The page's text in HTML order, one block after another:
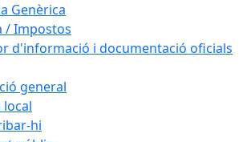
Genèrica
/ Impostos
d'informació i documentació oficials
general
hi